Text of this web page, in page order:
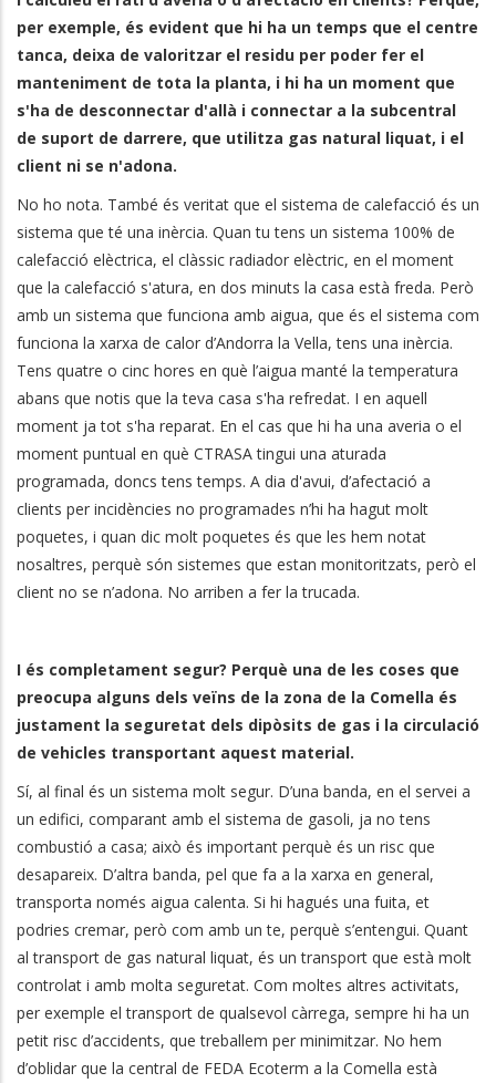
per exemple, és evident que hi ha un temps que el centre
tanca, deixa de valoritzar el residu per poder fer el
manteniment de tota la planta, i hi ha un moment que
s'ha de desconnectar d'allà i connectar a la subcentral
de suport de darrere, que utilitza gas natural liquat, i el
client ni se n'adona.
No ho nota. També és veritat que el sistema de calefacció és un
sistema que té una inèrcia. Quan tu tens un sistema 100% de
calefacció elèctrica, el clàssic radiador elèctric, en el moment
que la calefacció s'atura, en dos minuts la casa està freda. Però
amb un sistema que funciona amb aigua, que és el sistema com
funciona la xarxa de calor d’Andorra la Vella, tens una inèrcia.
Tens quatre o cinc hores en què l’aigua manté la temperatura
abans que notis que la teva casa s'ha refredat. I en aquell
moment ja tot s'ha reparat. En el cas que hi ha una averia o el
moment puntual en què CTRASA tingui una aturada
programada, doncs tens temps. A dia d'avui, d’afectació a
clients per incidències no programades n’hi ha hagut molt
poquetes, i quan dic molt poquetes és que les hem notat
nosaltres, perquè són sistemes que estan monitoritzats, però el
client no se n’adona. No arriben a fer la trucada.
I és completament segur? Perquè una de les coses que
preocupa alguns dels veïns de la zona de la Comella és
justament la seguretat dels dipòsits de gas i la circulació
de vehicles transportant aquest material.
Sí, al final és un sistema molt segur. D’una banda, en el servei a
un edifici, comparant amb el sistema de gasoli, ja no tens
combustió a casa; això és important perquè és un risc que
desapareix. D’altra banda, pel que fa a la xarxa en general,
transporta només aigua calenta. Si hi hagués una fuita, et
podries cremar, però com amb un te, perquè s’entengui. Quant
al transport de gas natural liquat, és un transport que està molt
controlat i amb molta seguretat. Com moltes altres activitats,
per exemple el transport de qualsevol càrrega, sempre hi ha un
petit risc d’accidents, que treballem per minimitzar. No hem
d’oblidar que la central de FEDA Ecoterm a la Comella està